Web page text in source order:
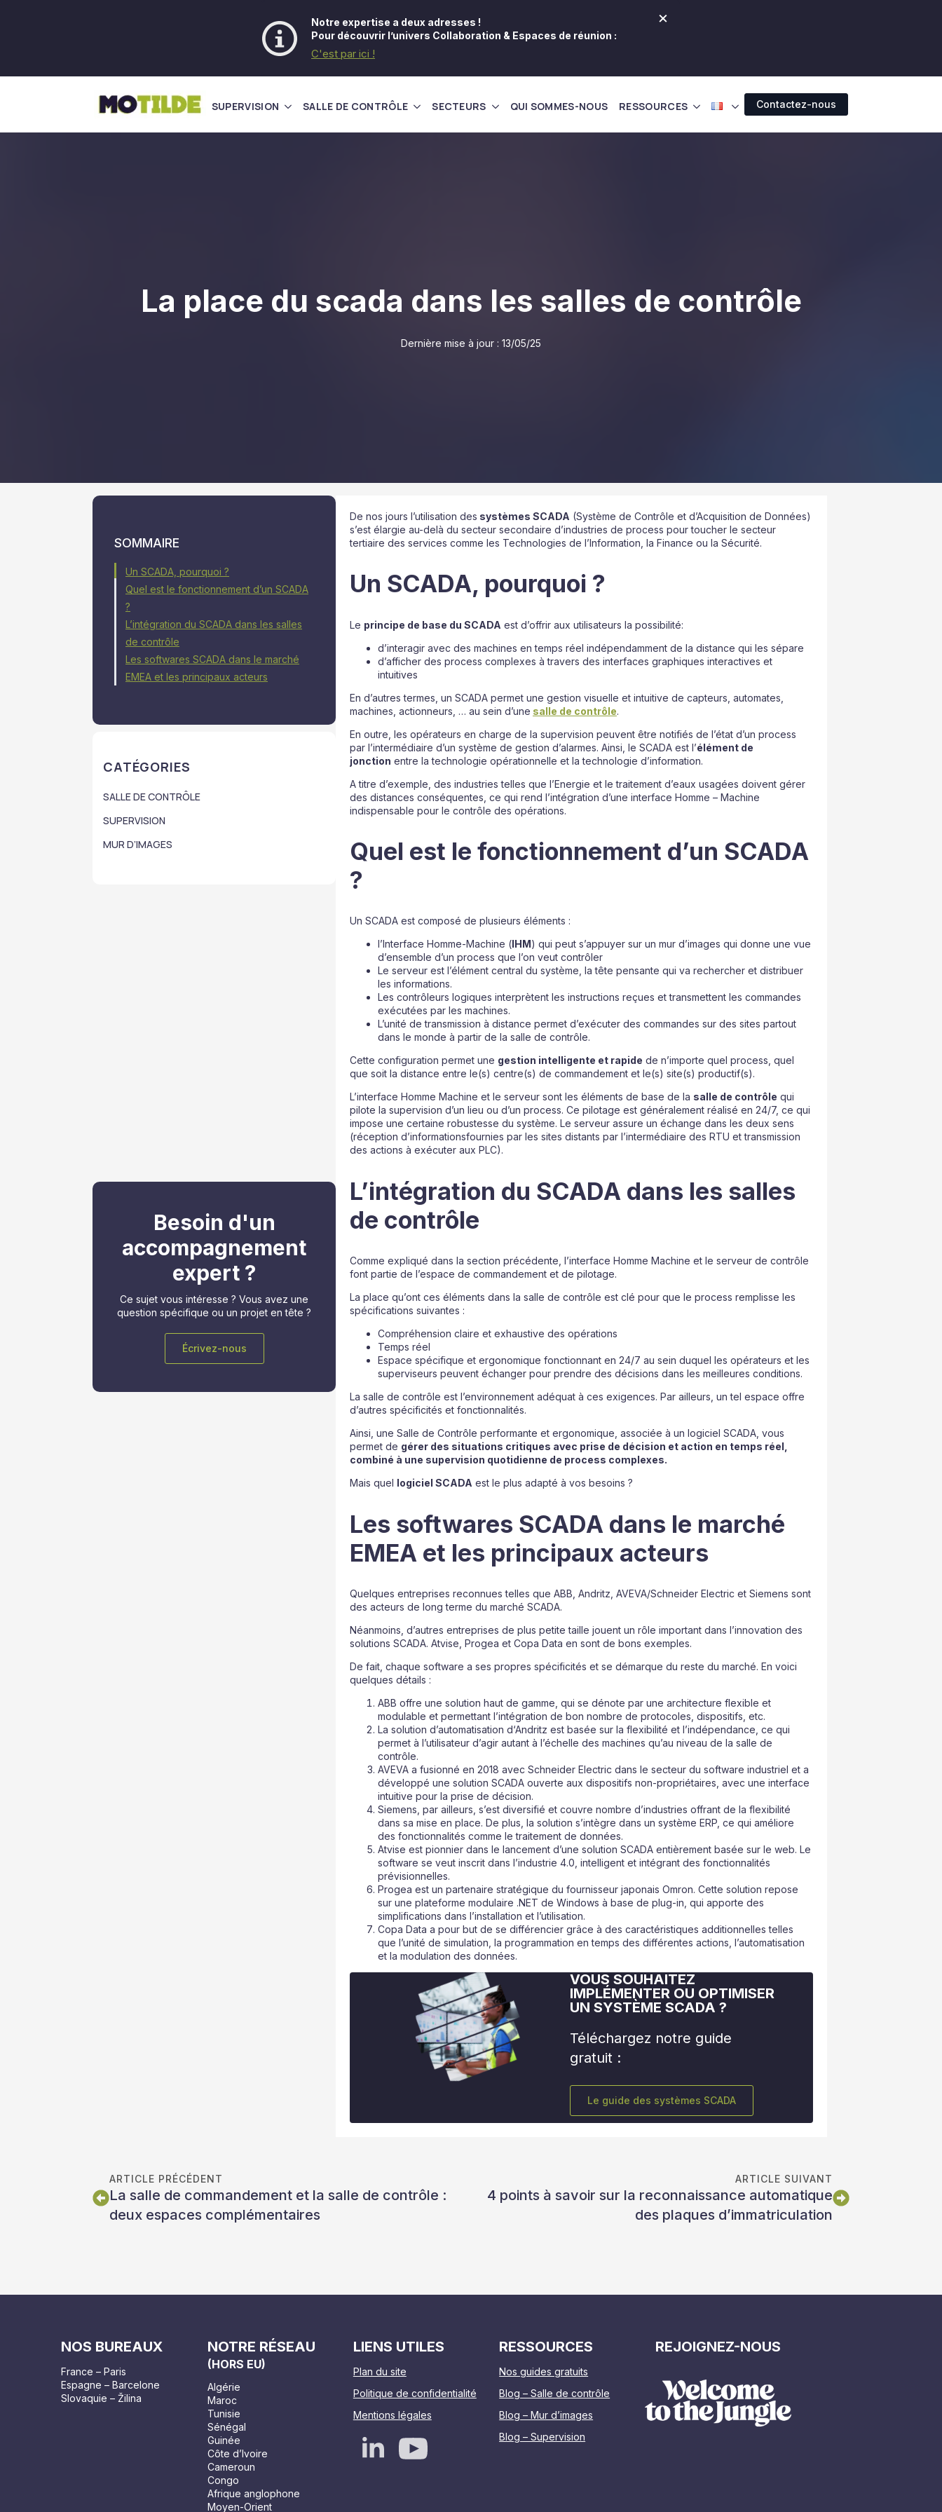
Notre expertise a deux adresses !
Pour découvrir l’univers Collaboration & Espaces de réunion :
C'est par ici !
×
SUPERVISION SALLE DE CONTRÔLE SECTEURS QUI SOMMES-NOUS RESSOURCES Contactez-nous
La place du scada dans les salles de contrôle
Dernière mise à jour : 13/05/25
SOMMAIRE
Un SCADA, pourquoi ?
Quel est le fonctionnement d’un SCADA
?
L’intégration du SCADA dans les salles
de contrôle
Les softwares SCADA dans le marché
EMEA et les principaux acteurs
CATÉGORIES
SALLE DE CONTRÔLE
SUPERVISION
MUR D’IMAGES
Besoin d'un
accompagnement
expert ?
Ce sujet vous intéresse ? Vous avez une
question spécifique ou un projet en tête ?
Écrivez-nous
De nos jours l’utilisation des systèmes SCADA (Système de Contrôle et d’Acquisition de Données)
s’est élargie au-delà du secteur secondaire d’industries de process pour toucher le secteur
tertiaire des services comme les Technologies de l’Information, la Finance ou la Sécurité.
Un SCADA, pourquoi ?
Le principe de base du SCADA est d’offrir aux utilisateurs la possibilité:
d’interagir avec des machines en temps réel indépendamment de la distance qui les sépare
d’afficher des process complexes à travers des interfaces graphiques interactives et
intuitives
En d’autres termes, un SCADA permet une gestion visuelle et intuitive de capteurs, automates,
machines, actionneurs, … au sein d’une salle de contrôle.
En outre, les opérateurs en charge de la supervision peuvent être notifiés de l’état d’un process
par l’intermédiaire d’un système de gestion d’alarmes. Ainsi, le SCADA est l’élément de
jonction entre la technologie opérationnelle et la technologie d’information.
A titre d’exemple, des industries telles que l’Energie et le traitement d’eaux usagées doivent gérer
des distances conséquentes, ce qui rend l’intégration d’une interface Homme – Machine
indispensable pour le contrôle des opérations.
Quel est le fonctionnement d’un SCADA
?
Un SCADA est composé de plusieurs éléments :
l’Interface Homme-Machine (IHM) qui peut s’appuyer sur un mur d’images qui donne une vue
d’ensemble d’un process que l’on veut contrôler
Le serveur est l’élément central du système, la tête pensante qui va rechercher et distribuer
les informations.
Les contrôleurs logiques interprètent les instructions reçues et transmettent les commandes
exécutées par les machines.
L’unité de transmission à distance permet d’exécuter des commandes sur des sites partout
dans le monde à partir de la salle de contrôle.
Cette configuration permet une gestion intelligente et rapide de n’importe quel process, quel
que soit la distance entre le(s) centre(s) de commandement et le(s) site(s) productif(s).
L’interface Homme Machine et le serveur sont les éléments de base de la salle de contrôle qui
pilote la supervision d’un lieu ou d’un process. Ce pilotage est généralement réalisé en 24/7, ce qui
impose une certaine robustesse du système. Le serveur assure un échange dans les deux sens
(réception d’informationsfournies par les sites distants par l’intermédiaire des RTU et transmission
des actions à exécuter aux PLC).
L’intégration du SCADA dans les salles
de contrôle
Comme expliqué dans la section précédente, l’interface Homme Machine et le serveur de contrôle
font partie de l’espace de commandement et de pilotage.
La place qu’ont ces éléments dans la salle de contrôle est clé pour que le process remplisse les
spécifications suivantes :
Compréhension claire et exhaustive des opérations
Temps réel
Espace spécifique et ergonomique fonctionnant en 24/7 au sein duquel les opérateurs et les
superviseurs peuvent échanger pour prendre des décisions dans les meilleures conditions.
La salle de contrôle est l’environnement adéquat à ces exigences. Par ailleurs, un tel espace offre
d’autres spécificités et fonctionnalités.
Ainsi, une Salle de Contrôle performante et ergonomique, associée à un logiciel SCADA, vous
permet de gérer des situations critiques avec prise de décision et action en temps réel,
combiné à une supervision quotidienne de process complexes.
Mais quel logiciel SCADA est le plus adapté à vos besoins ?
Les softwares SCADA dans le marché
EMEA et les principaux acteurs
Quelques entreprises reconnues telles que ABB, Andritz, AVEVA/Schneider Electric et Siemens sont
des acteurs de long terme du marché SCADA.
Néanmoins, d’autres entreprises de plus petite taille jouent un rôle important dans l’innovation des
solutions SCADA. Atvise, Progea et Copa Data en sont de bons exemples.
De fait, chaque software a ses propres spécificités et se démarque du reste du marché. En voici
quelques détails :
ABB offre une solution haut de gamme, qui se dénote par une architecture flexible et
modulable et permettant l’intégration de bon nombre de protocoles, dispositifs, etc.
La solution d’automatisation d‘Andritz est basée sur la flexibilité et l’indépendance, ce qui
permet à l’utilisateur d’agir autant à l’échelle des machines qu’au niveau de la salle de
contrôle.
AVEVA a fusionné en 2018 avec Schneider Electric dans le secteur du software industriel et a
développé une solution SCADA ouverte aux dispositifs non-propriétaires, avec une interface
intuitive pour la prise de décision.
Siemens, par ailleurs, s’est diversifié et couvre nombre d’industries offrant de la flexibilité
dans sa mise en place. De plus, la solution s’intègre dans un système ERP, ce qui améliore
des fonctionnalités comme le traitement de données.
Atvise est pionnier dans le lancement d’une solution SCADA entièrement basée sur le web. Le
software se veut inscrit dans l’industrie 4.0, intelligent et intégrant des fonctionnalités
prévisionnelles.
Progea est un partenaire stratégique du fournisseur japonais Omron. Cette solution repose
sur une plateforme modulaire .NET de Windows à base de plug-in, qui apporte des
simplifications dans l’installation et l’utilisation.
Copa Data a pour but de se différencier grâce à des caractéristiques additionnelles telles
que l’unité de simulation, la programmation en temps des différentes actions, l’automatisation
et la modulation des données.
VOUS SOUHAITEZ
IMPLÉMENTER OU OPTIMISER
UN SYSTÈME SCADA ?
Téléchargez notre guide
gratuit :
Le guide des systèmes SCADA
ARTICLE PRÉCÉDENT
La salle de commandement et la salle de contrôle :
deux espaces complémentaires
ARTICLE SUIVANT
4 points à savoir sur la reconnaissance automatique
des plaques d’immatriculation
NOS BUREAUX
France – Paris
Espagne – Barcelone
Slovaquie – Žilina
NOTRE RÉSEAU
(HORS EU)
Algérie
Maroc
Tunisie
Sénégal
Guinée
Côte d’Ivoire
Cameroun
Congo
Afrique anglophone
Moyen-Orient
LIENS UTILES
Plan du site
Politique de confidentialité
Mentions légales
RESSOURCES
Nos guides gratuits
Blog – Salle de contrôle
Blog – Mur d’images
Blog – Supervision
REJOIGNEZ-NOUS